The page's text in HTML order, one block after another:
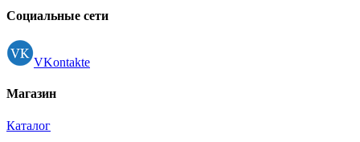
Социальные сети
VKontakte
Магазин
Каталог